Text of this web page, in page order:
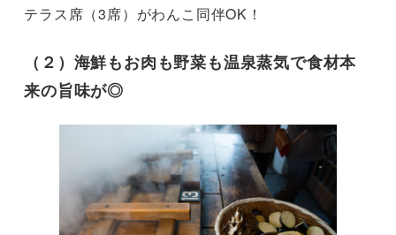
テラス席（3席）がわんこ同伴OK！
（２）海鮮もお肉も野菜も温泉蒸気で食材本
来の旨味が◎